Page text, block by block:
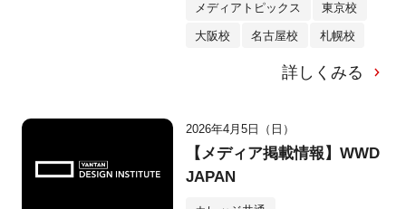
メディアトピックス 東京校
大阪校 名古屋校 札幌校
詳しくみる
2026年4月5日（日）
【メディア掲載情報】WWD
JAPAN